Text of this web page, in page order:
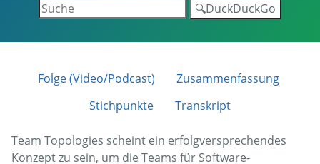
🔍DuckDuckGo
Folge (Video/Podcast)
Zusammenfassung
Stichpunkte
Transkript
Team Topologies scheint ein erfolgversprechendes
Konzept zu sein, um die Teams für Software-